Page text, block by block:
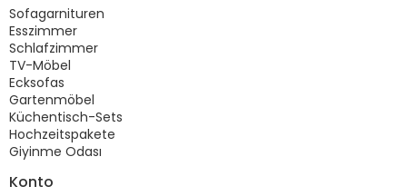
Sofagarnituren
Esszimmer
Schlafzimmer
TV-Möbel
Ecksofas
Gartenmöbel
Küchentisch-Sets
Hochzeitspakete
Giyinme Odası
Konto